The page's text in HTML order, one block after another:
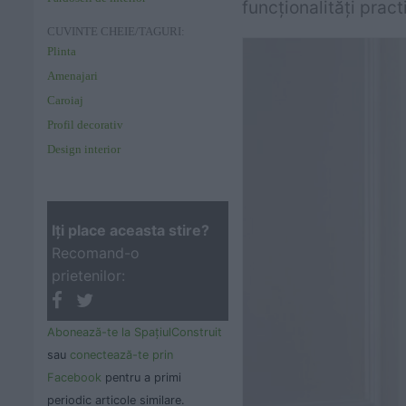
CUVINTE CHEIE/TAGURI:
Plinta
Amenajari
Caroiaj
Profil decorativ
Design interior
Iţi place aceasta stire?
Recomand-o
prietenilor:
Abonează-te la SpaţiulConstruit
sau conectează-te prin
Facebook pentru a primi
periodic articole similare.
funcționalități